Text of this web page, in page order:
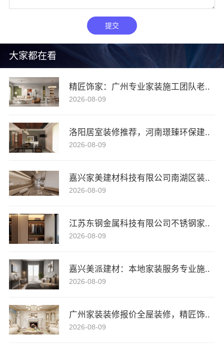
大家都在看
精匠饰家：广州专业家装施工团队老..
2026-08-09
洛阳居室装修推荐，河南璟臻环保建..
2026-08-09
嘉兴家美建材科技有限公司南湖区装..
2026-08-09
江苏东钢金属科技有限公司不锈钢家..
2026-08-09
嘉兴美派建材：本地家装服务专业施..
2026-08-09
广州家装装修报价全屋装修，精匠饰..
2026-08-09
提交